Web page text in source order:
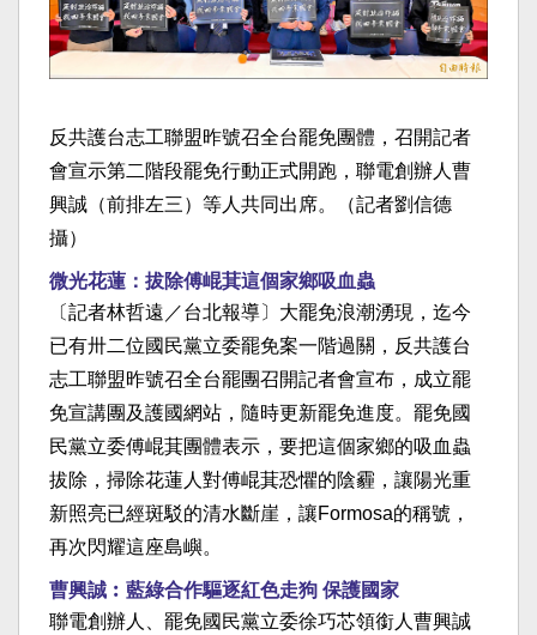
反共護台志工聯盟昨號召全台罷免團體，召開記者
會宣示第二階段罷免行動正式開跑，聯電創辦人曹
興誠（前排左三）等人共同出席。（記者劉信德
攝）
微光花蓮：拔除傅崐萁這個家鄉吸血蟲
〔記者林哲遠／台北報導〕大罷免浪潮湧現，迄今
已有卅二位國民黨立委罷免案一階過關，反共護台
志工聯盟昨號召全台罷團召開記者會宣布，成立罷
免宣講團及護國網站，隨時更新罷免進度。罷免國
民黨立委傅崐萁團體表示，要把這個家鄉的吸血蟲
拔除，掃除花蓮人對傅崐萁恐懼的陰霾，讓陽光重
新照亮已經斑駁的清水斷崖，讓Formosa的稱號，
再次閃耀這座島嶼。
曹興誠︰藍綠合作驅逐紅色走狗 保護國家
聯電創辦人、罷免國民黨立委徐巧芯領銜人曹興誠